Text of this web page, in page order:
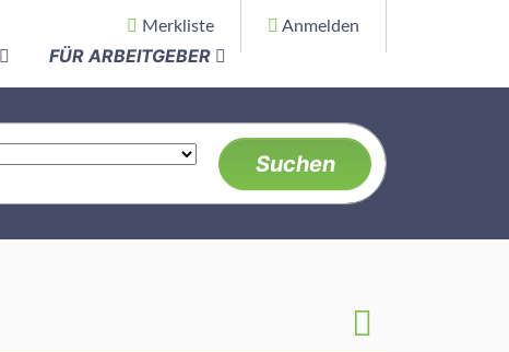
Merkliste Anmelden
FÜR ARBEITGEBER
Suchen